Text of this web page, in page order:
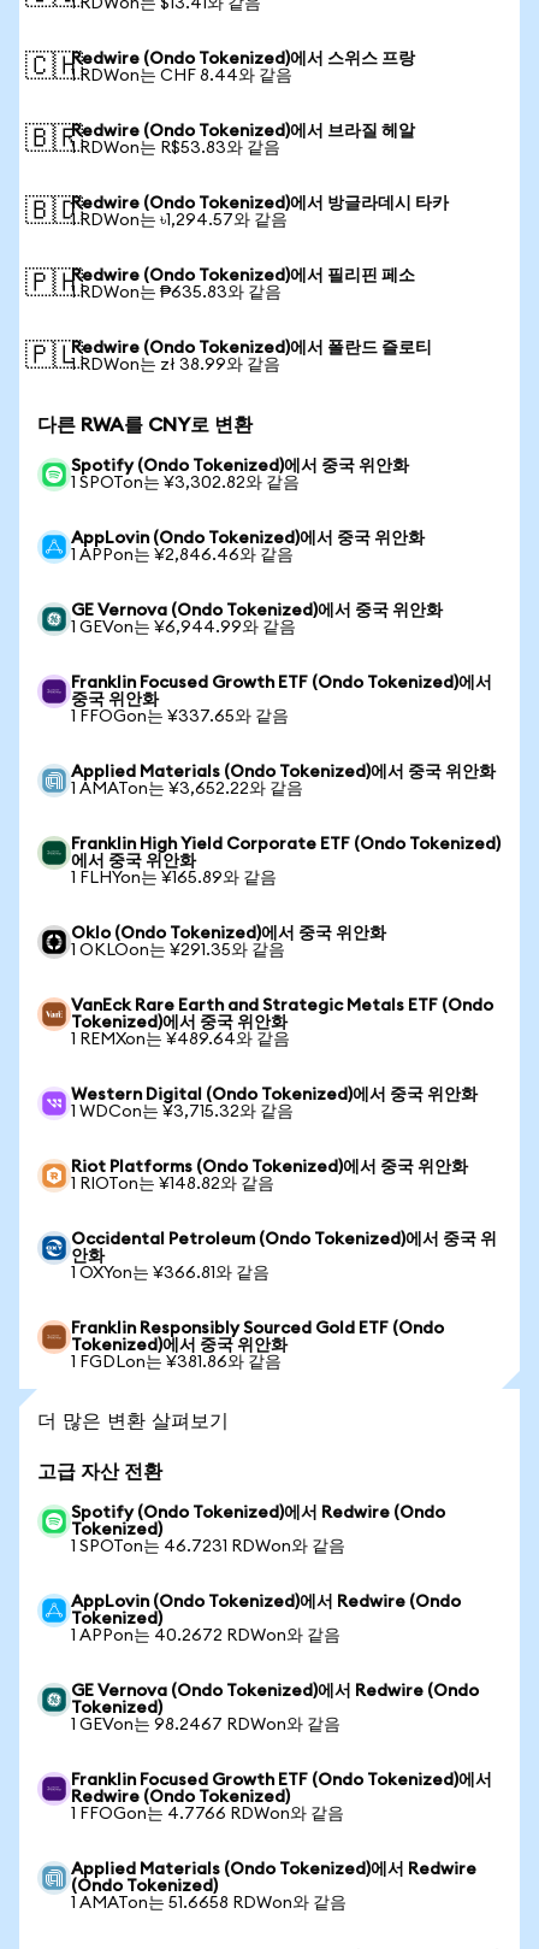
1 RDWon는 $13.41와 같음
🇨🇭Redwire (Ondo Tokenized)에서 스위스 프랑
1 RDWon는 CHF 8.44와 같음
🇧🇷Redwire (Ondo Tokenized)에서 브라질 헤알
1 RDWon는 R$53.83와 같음
🇧🇩Redwire (Ondo Tokenized)에서 방글라데시 타카
1 RDWon는 ৳1,294.57와 같음
🇵🇭Redwire (Ondo Tokenized)에서 필리핀 페소
1 RDWon는 ₱635.83와 같음
🇵🇱Redwire (Ondo Tokenized)에서 폴란드 즐로티
1 RDWon는 zł 38.99와 같음
다른 RWA를 CNY로 변환
Spotify (Ondo Tokenized)에서 중국 위안화
1 SPOTon는 ¥3,302.82와 같음
AppLovin (Ondo Tokenized)에서 중국 위안화
1 APPon는 ¥2,846.46와 같음
GE Vernova (Ondo Tokenized)에서 중국 위안화
1 GEVon는 ¥6,944.99와 같음
Franklin Focused Growth ETF (Ondo Tokenized)에서
중국 위안화
1 FFOGon는 ¥337.65와 같음
Applied Materials (Ondo Tokenized)에서 중국 위안화
1 AMATon는 ¥3,652.22와 같음
Franklin High Yield Corporate ETF (Ondo Tokenized)
에서 중국 위안화
1 FLHYon는 ¥165.89와 같음
Oklo (Ondo Tokenized)에서 중국 위안화
1 OKLOon는 ¥291.35와 같음
VanEck Rare Earth and Strategic Metals ETF (Ondo
Tokenized)에서 중국 위안화
1 REMXon는 ¥489.64와 같음
Western Digital (Ondo Tokenized)에서 중국 위안화
1 WDCon는 ¥3,715.32와 같음
Riot Platforms (Ondo Tokenized)에서 중국 위안화
1 RIOTon는 ¥148.82와 같음
Occidental Petroleum (Ondo Tokenized)에서 중국 위
안화
1 OXYon는 ¥366.81와 같음
Franklin Responsibly Sourced Gold ETF (Ondo
Tokenized)에서 중국 위안화
1 FGDLon는 ¥381.86와 같음
더 많은 변환 살펴보기
고급 자산 전환
Spotify (Ondo Tokenized)에서 Redwire (Ondo
Tokenized)
1 SPOTon는 46.7231 RDWon와 같음
AppLovin (Ondo Tokenized)에서 Redwire (Ondo
Tokenized)
1 APPon는 40.2672 RDWon와 같음
GE Vernova (Ondo Tokenized)에서 Redwire (Ondo
Tokenized)
1 GEVon는 98.2467 RDWon와 같음
Franklin Focused Growth ETF (Ondo Tokenized)에서
Redwire (Ondo Tokenized)
1 FFOGon는 4.7766 RDWon와 같음
Applied Materials (Ondo Tokenized)에서 Redwire
(Ondo Tokenized)
1 AMATon는 51.6658 RDWon와 같음